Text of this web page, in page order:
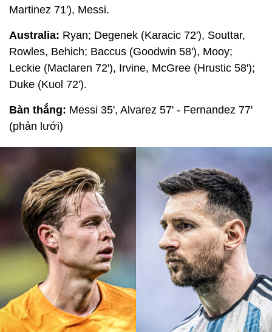
Martinez 71'), Messi.
Australia: Ryan; Degenek (Karacic 72'), Souttar,
Rowles, Behich; Baccus (Goodwin 58'), Mooy;
Leckie (Maclaren 72'), Irvine, McGree (Hrustic 58');
Duke (Kuol 72').
Bàn thắng: Messi 35', Alvarez 57' - Fernandez 77'
(phản lưới)